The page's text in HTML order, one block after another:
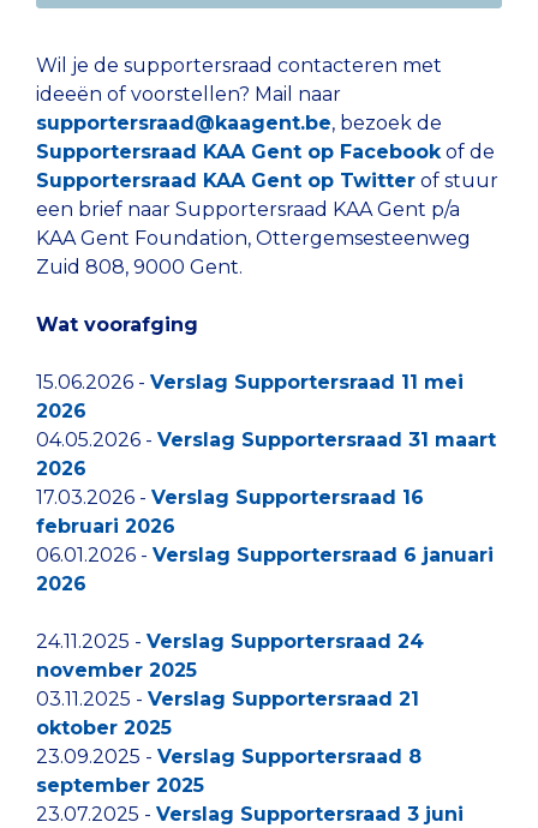
Wil je de supportersraad contacteren met
ideeën of voorstellen? Mail naar
supportersraad@kaagent.be, bezoek de
Supportersraad KAA Gent op Facebookof de
Supportersraad KAA Gent op Twitter of stuur
een brief naar Supportersraad KAA Gent p/a
KAA Gent Foundation, Ottergemsesteenweg
Zuid 808, 9000 Gent.
Wat voorafging
15.06.2026 - Verslag Supportersraad 11 mei
2026
04.05.2026 - Verslag Supportersraad 31 maart
2026
17.03.2026 - Verslag Supportersraad 16
februari 2026
06.01.2026 - Verslag Supportersraad 6 januari
2026
24.11.2025 - Verslag Supportersraad 24
november 2025
03.11.2025 - Verslag Supportersraad 21
oktober 2025
23.09.2025 - Verslag Supportersraad 8
september 2025
23.07.2025 - Verslag Supportersraad 3 juni